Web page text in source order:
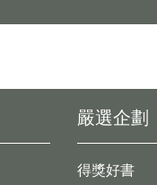
嚴選企劃
得獎好書